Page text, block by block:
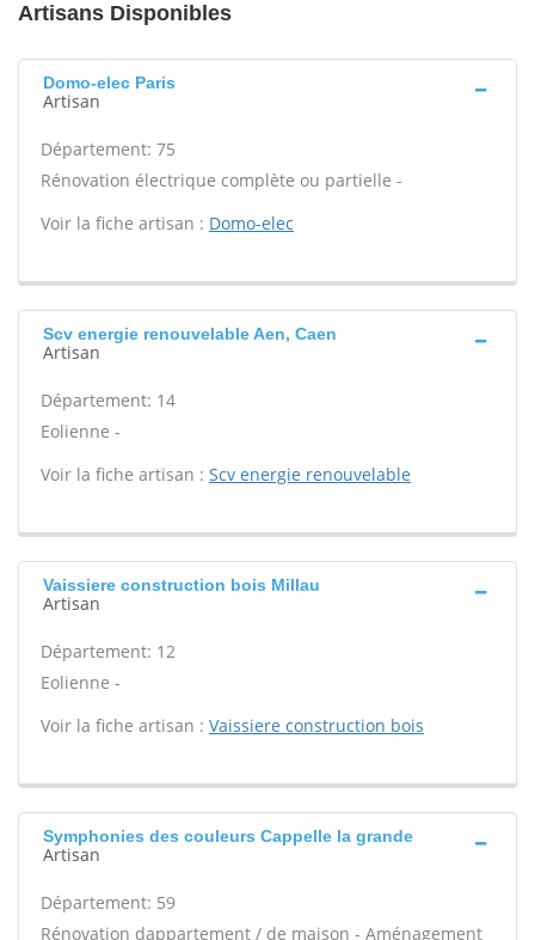
Artisans Disponibles
Domo-elec Paris
Artisan
Département: 75
Rénovation électrique complète ou partielle -
Voir la fiche artisan : Domo-elec
Scv energie renouvelable Aen, Caen
Artisan
Département: 14
Eolienne -
Voir la fiche artisan : Scv energie renouvelable
Vaissiere construction bois Millau
Artisan
Département: 12
Eolienne -
Voir la fiche artisan : Vaissiere construction bois
Symphonies des couleurs Cappelle la grande
Artisan
Département: 59
Rénovation dappartement / de maison - Aménagement